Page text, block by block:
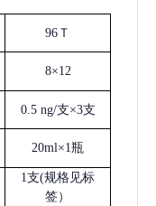
96Ｔ
8×12
0.5 ng/支×3支
20ml×1瓶
1支(规格见标
签）